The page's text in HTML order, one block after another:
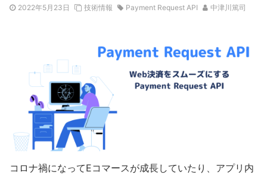
2022年5月23日 技術情報 Payment Request API 中津川篤司
コロナ禍になってEコマースが成長していたり、アプリ内